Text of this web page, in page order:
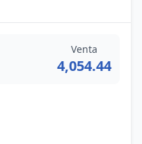
Venta
4,054.44